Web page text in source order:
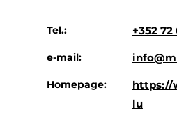
Tel.: +352 72
e-mail:
Homepage:
https://
lu